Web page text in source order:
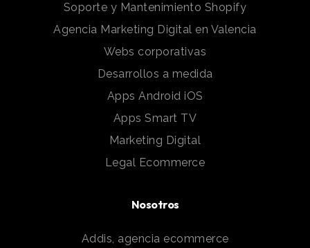
Soporte y Mantenimiento Shopify
Agencia Marketing Digital en Valencia
Webs corporativas
Desarrollos a medida
Apps Android iOS
Apps Smart TV
Marketing Digital
Legal Ecommerce
Nosotros
Addis, agencia ecommerce